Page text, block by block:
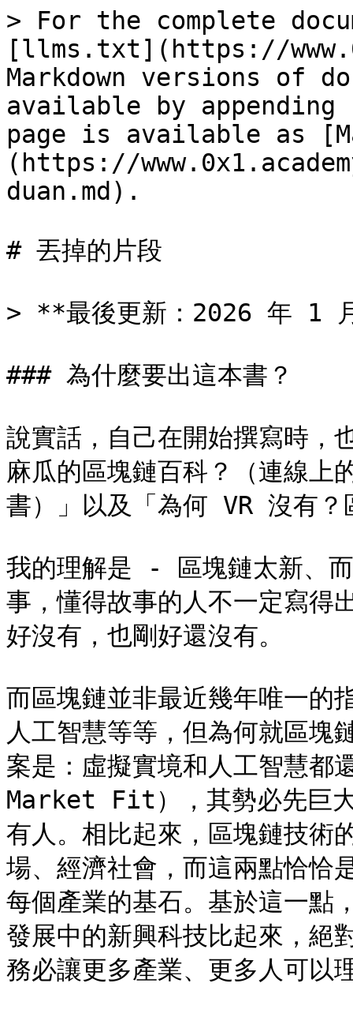
> For the complete
[llms.txt](https://
Markdown versions of
available by
page is available as
(https://
duan.md).
# 丟掉的片段
> **最後更新：2026 年 1
### 為什麼要出這本書？
說實話，自己在開始撰寫時，
麻瓜的區塊鏈百科？（連線上
書）」以及「為何 VR 沒有？
我的理解是 - 區塊鏈太新、
事，懂得故事的人不一定寫得
好沒有，也剛好還沒有。
而區塊鏈並非最近幾年唯一的
人工智慧等等，但為何就區塊
案是：虛擬實境和人工智慧
Market Fit），其勢必先巨大
有人。相比起來，區塊鏈技術
場、經濟社會，而這兩點恰恰
每個產業的基石。基於這一點
發展中的新興科技比起來，絕
務必讓更多產業、更多人可以